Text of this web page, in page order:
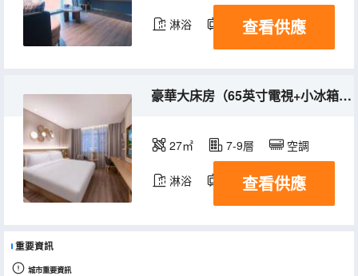
淋浴 電視機 冰箱
查看供應
豪華大床房（65英寸電視+小冰箱+全屋智能）
27㎡ 7-9層 空調
淋浴 電視機 冰箱
查看供應
重要資訊
城市重要資訊